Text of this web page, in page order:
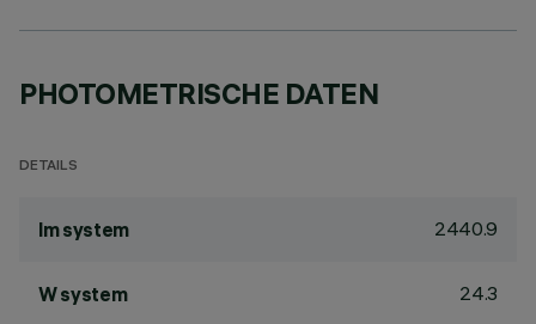
PHOTOMETRISCHE DATEN
DETAILS
lm system 2440.9
W system 24.3